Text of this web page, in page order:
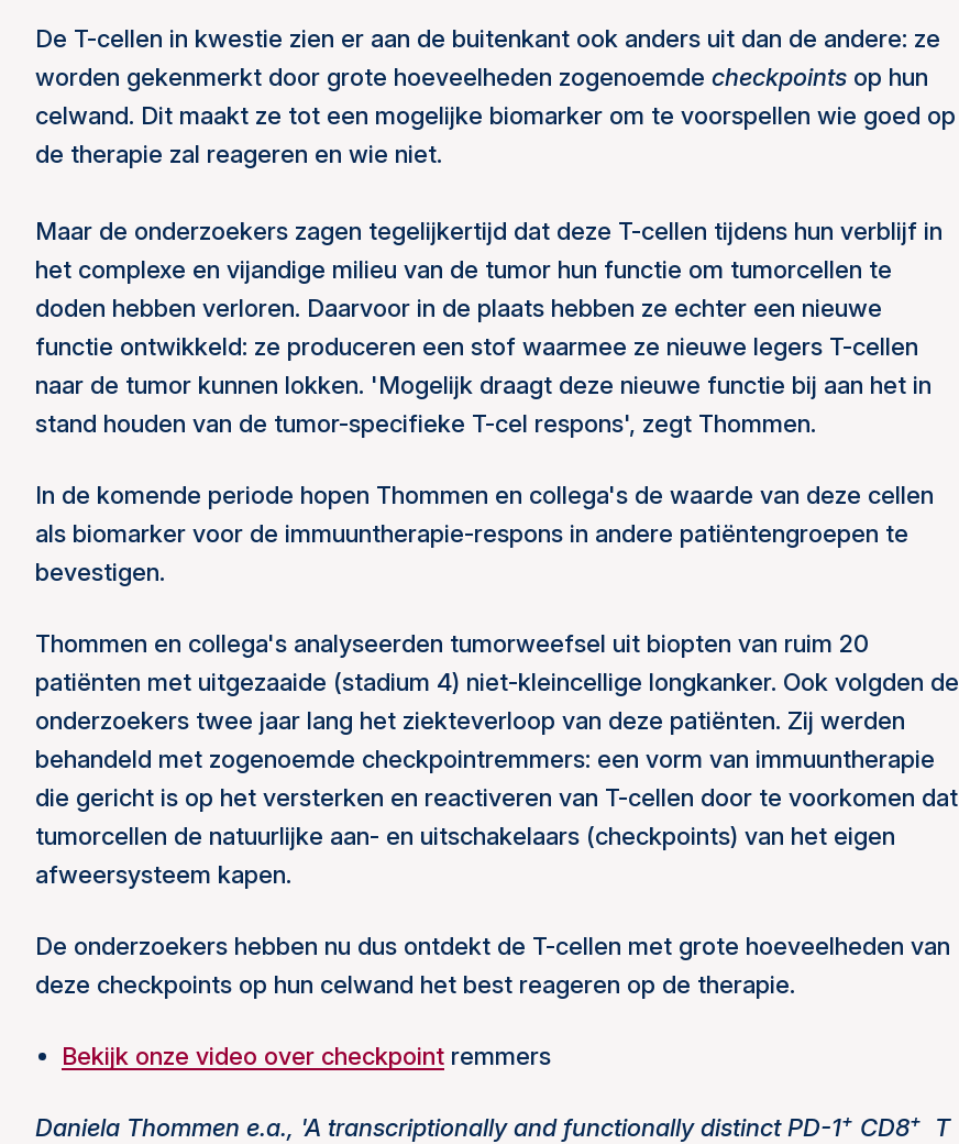
De T-cellen in kwestie zien er aan de buitenkant ook anders uit dan de andere: ze
worden gekenmerkt door grote hoeveelheden zogenoemde checkpoints op hun
celwand. Dit maakt ze tot een mogelijke biomarker om te voorspellen wie goed op
de therapie zal reageren en wie niet.
Maar de onderzoekers zagen tegelijkertijd dat deze T-cellen tijdens hun verblijf in
het complexe en vijandige milieu van de tumor hun functie om tumorcellen te
doden hebben verloren. Daarvoor in de plaats hebben ze echter een nieuwe
functie ontwikkeld: ze produceren een stof waarmee ze nieuwe legers T-cellen
naar de tumor kunnen lokken. 'Mogelijk draagt deze nieuwe functie bij aan het in
stand houden van de tumor-specifieke T-cel respons', zegt Thommen.
In de komende periode hopen Thommen en collega's de waarde van deze cellen
als biomarker voor de immuuntherapie-respons in andere patiëntengroepen te
bevestigen.
Thommen en collega's analyseerden tumorweefsel uit biopten van ruim 20
patiënten met uitgezaaide (stadium 4) niet-kleincellige longkanker. Ook volgden de
onderzoekers twee jaar lang het ziekteverloop van deze patiënten. Zij werden
behandeld met zogenoemde checkpointremmers: een vorm van immuuntherapie
die gericht is op het versterken en reactiveren van T-cellen door te voorkomen dat
tumorcellen de natuurlijke aan- en uitschakelaars (checkpoints) van het eigen
afweersysteem kapen.
De onderzoekers hebben nu dus ontdekt de T-cellen met grote hoeveelheden van
deze checkpoints op hun celwand het best reageren op de therapie.
Bekijk onze video over checkpoint remmers
Daniela Thommen e.a., 'A transcriptionally and functionally distinct PD-1+ CD8+
T